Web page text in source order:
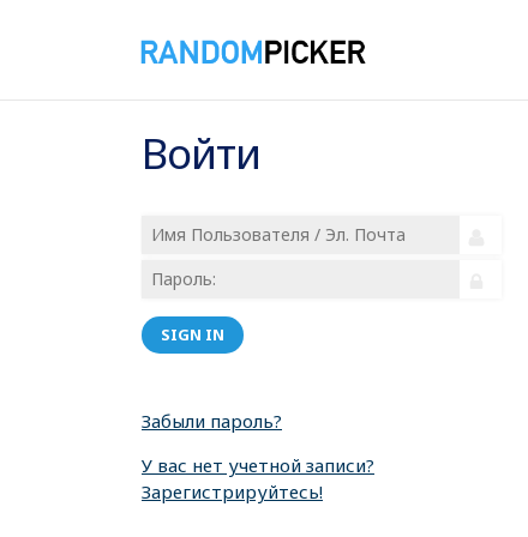
Войти
SIGN IN
Забыли пароль?
У вас нет учетной записи?
Зарегистрируйтесь!